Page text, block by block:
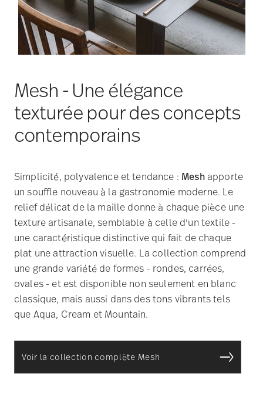
Mesh - Une élégance
texturée pour des concepts
contemporains
Simplicité, polyvalence et tendance :
un souffle nouveau à la gastronomie moderne. Le
relief délicat de la maille donne à chaque pièce une
texture artisanale, semblable à celle d'un textile -
plat une attraction visuelle. La collection comprend
une grande variété de formes - rondes, carrées,
ovales - et est disponible non seulement en blanc
classique, mais aussi dans des tons vibrants tels
que Aqua, Cream et Mountain.
Voir la collection complète Mesh
Epoque et Epoque Accenti -